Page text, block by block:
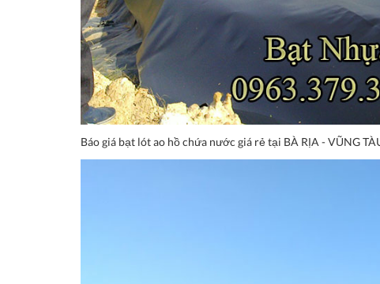
Báo giá bạt lót ao hồ chứa nước giá rẻ tại BÀ RỊA - VŨNG